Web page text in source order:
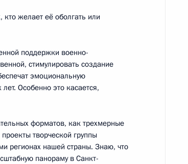
гражданства
по профессиональным
желает её оболгать или
поддержки военно-
стимулировать создание
эмоциональную
Особенно это касается,
форматов, как трехмерные
творческой группы
регионах нашей страны. Знаю, что
панораму в Санкт-